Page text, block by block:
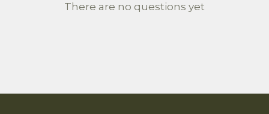
There are no questions yet